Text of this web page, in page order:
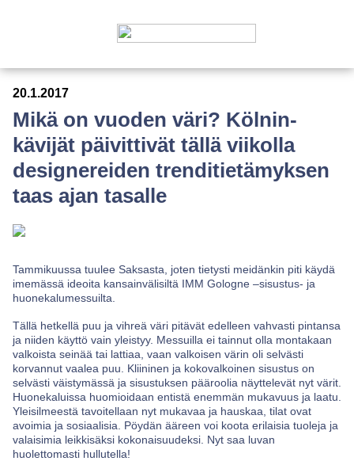
20.1.2017
Mikä on vuoden väri? Kölnin-
kävijät päivittivät tällä viikolla
designereiden trenditietämyksen
taas ajan tasalle
Tammikuussa tuulee Saksasta, joten tietysti meidänkin piti käydä
imemässä ideoita kansainvälisiltä IMM Gologne –sisustus- ja
huonekalumessuilta.
Tällä hetkellä puu ja vihreä väri pitävät edelleen vahvasti pintansa
ja niiden käyttö vain yleistyy. Messuilla ei tainnut olla montakaan
valkoista seinää tai lattiaa, vaan valkoisen värin oli selvästi
korvannut vaalea puu. Kliininen ja kokovalkoinen sisustus on
selvästi väistymässä ja sisustuksen pääroolia näyttelevät nyt värit.
Huonekaluissa huomioidaan entistä enemmän mukavuus ja laatu.
Yleisilmeestä tavoitellaan nyt mukavaa ja hauskaa, tilat ovat
avoimia ja sosiaalisia. Pöydän ääreen voi koota erilaisia tuoleja ja
valaisimia leikkisäksi kokonaisuudeksi. Nyt saa luvan
huolettomasti hullutella!